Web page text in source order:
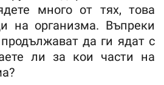
много от тях, това
на организма. Въпреки
да ги ядат с
ли за кои части на